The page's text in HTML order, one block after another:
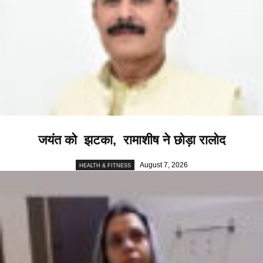
जयंत को झटका, रामाशीष ने छोड़ा रालोद
HEALTH & FITNESS August 7, 2026